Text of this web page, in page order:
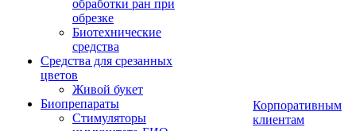
обработки ран при
обрезке
Биотехнические
средства
Средства для срезанных
цветов
Живой букет
Биопрепараты
Стимуляторы
Корпоративным
клиентам